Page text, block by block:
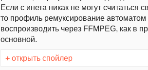
Если с инета никак не могут считаться
то профиль ремуксирование автоматом
воспроизводить через FFMPEG, как в
основной.
+ открыть спойлер